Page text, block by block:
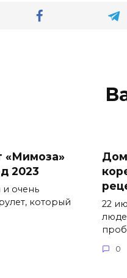
«Мимоза»
2023
очень
который
22
0